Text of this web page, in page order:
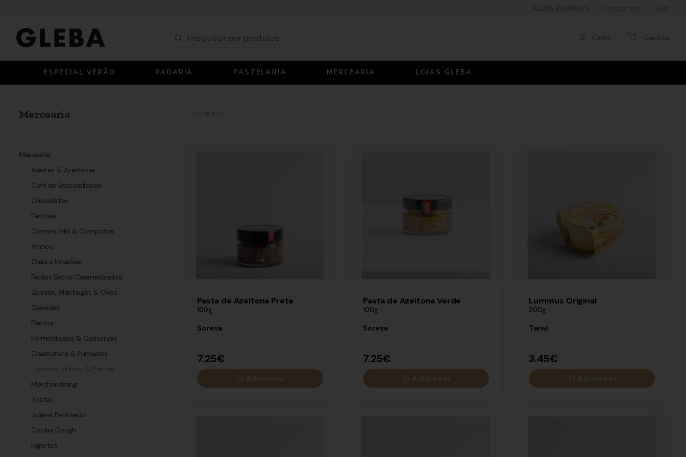
Conta Carrinho
ESPECIAL VERÃO PADARIA PASTELARIA MERCEARIA LOJAS GLEBA
Mercearia
Mercearia
Azeites & Azeitonas
Café de Especialidade
Chocolates
Farinhas
Cremes, Mel & Compotas
Vinhos
Chás e Infusões
Frutos Secos Caramelizados
Queijos, Manteigas & Ovos
Granolas
Pestos
Fermentados & Conservas
Charcutaria & Fumados
Lummus, Húmus & Pastas
Merchandising
Tostas
Juliana Penteado
Cookie Dough
Iogurtes
Pasta de Azeitona Preta
100g
Soresa
7.25€
Adicionar
Pasta de Azeitona Verde
100g
Soresa
7.25€
Adicionar
Lummus Original
200g
Tarwi
3.45€
Adicionar